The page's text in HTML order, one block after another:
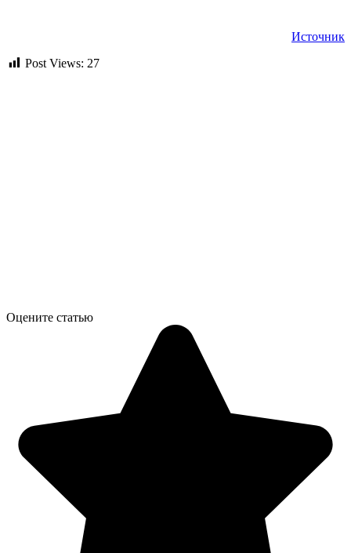
Источник
Post Views: 27
Оцените статью